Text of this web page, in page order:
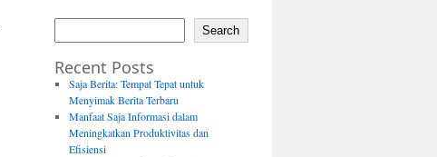
Search
Recent Posts
Saja Berita: Tempat Tepat untuk
Menyimak Berita Terbaru
Manfaat Saja Informasi dalam
Meningkatkan Produktivitas dan
Efisiensi